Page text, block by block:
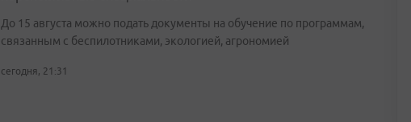
До 15 августа можно подать документы на обучение по программам,
связанным с беспилотниками, экологией, агрономией
сегодня, 21:31